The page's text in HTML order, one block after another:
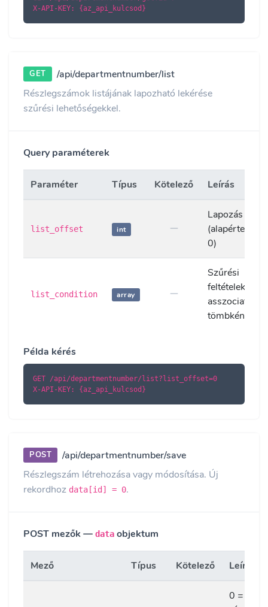
X-API-KEY: {az_api_kulcsod}
GET
/api/departmentnumber/list
Részlegszámok listájának lapozható lekérése
szűrési lehetőségekkel.
Query paraméterek
Paraméter Típus Kötelező Leírás
list_offset int
Lapozás
0)
list_condition array
Szűrési
feltételek
asszociatív
tömbként
Példa kérés
GET /api/departmentnumber/list?list_offset=0
X-API-KEY: {az_api_kulcsod}
POST
/api/departmentnumber/save
Részlegszám létrehozása vagy módosítása. Új
rekordhoz data[id] = 0.
POST mezők — data objektum
Mező Típus Kötelező Leírás
0 = új